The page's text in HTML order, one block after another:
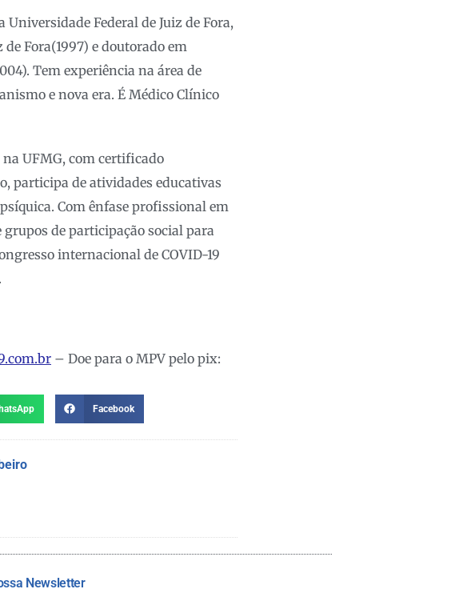
Federal de Juiz de Fora,
Fora(1997) e doutorado em
Tem experiência na área de
e nova era. É Médico Clínico
UFMG, com certificado
participa de atividades educativas
Com ênfase profissional em
de participação social para
internacional de COVID-19
– Doe para o MPV pelo pix:
Facebook
Newsletter